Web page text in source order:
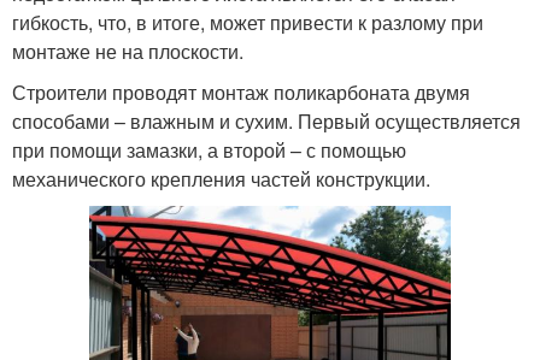
гибкость, что, в итоге, может привести к разлому при
монтаже не на плоскости.
Строители проводят монтаж поликарбоната двумя
способами – влажным и сухим. Первый осуществляется
при помощи замазки, а второй – с помощью
механического крепления частей конструкции.